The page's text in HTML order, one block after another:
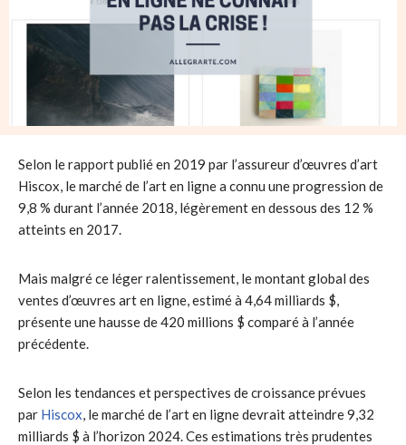
Selon le rapport publié en 2019 par l’assureur d’œuvres d’art
Hiscox, le marché de l’art en ligne a connu une progression de
9,8 % durant l’année 2018, légèrement en dessous des 12 %
atteints en 2017.
Mais malgré ce léger ralentissement, le montant global des
ventes d’œuvres art en ligne, estimé à 4,64 milliards $,
présente une hausse de 420 millions $ comparé à l’année
précédente.
Selon les tendances et perspectives de croissance prévues
par Hiscox, le marché de l’art en ligne devrait atteindre 9,32
milliards $ à l’horizon 2024. Ces estimations très prudentes